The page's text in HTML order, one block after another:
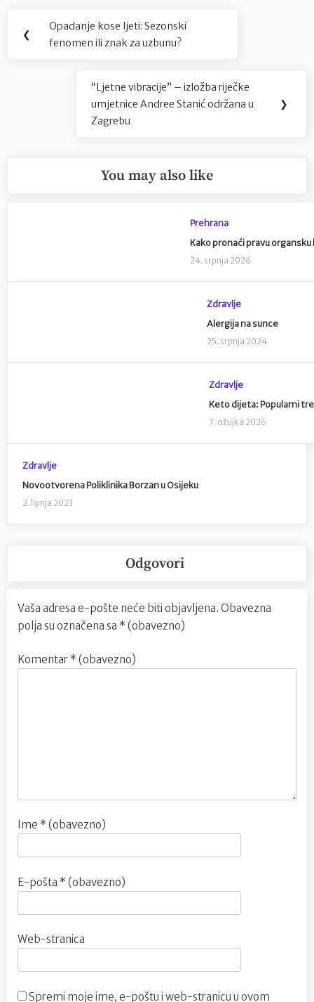
Navigacija
objava
❮
Previous
Post:
Opadanje kose ljeti: Sezonski
fenomen ili znak za uzbunu?
Next
Post:
“Ljetne vibracije” – izložba riječke
umjetnice Andree Stanić održana u
Zagrebu
❯
You may also like
Prehrana
Kako pronaći pravu
24. srpnja 2026
Zdravlje
Alergija na sunce
25. srpnja 2024
Zdravlje
Keto dijeta: Popularni
7. ožujka 2026
Zdravlje
Novootvorena Poliklinika Borzan u Osijeku
2. lipnja 2023
Odgovori
Vaša adresa e-pošte neće biti objavljena. Obavezna
polja su označena sa * (obavezno)
Komentar * (obavezno)
Ime * (obavezno)
E-pošta * (obavezno)
Web-stranica
Spremi moje ime, e-poštu i web-stranicu u ovom